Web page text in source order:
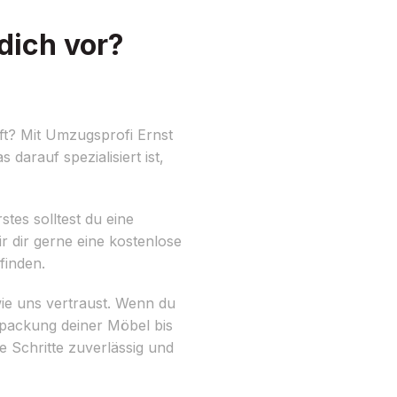
vor?
Mit Umzugsprofi Ernst
darauf spezialisiert ist,
solltest du eine
dir gerne eine kostenlose
uns vertraust. Wenn du
deiner Möbel bis
Schritte zuverlässig und